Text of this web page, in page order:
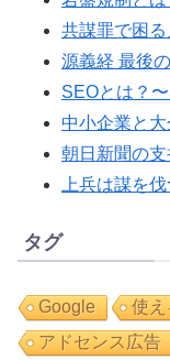
共謀罪で困
源義経 最後
SEOとは？
中小企業と
朝日新聞の
上兵は謀を
タグ
Google
使
アドセンス広告